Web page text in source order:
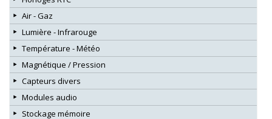
Air - Gaz
Lumière - Infrarouge
Température - Météo
Magnétique / Pression
Capteurs divers
Modules audio
Stockage mémoire